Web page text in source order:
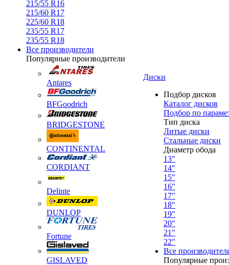
215/55 R16
215/60 R17
225/60 R18
235/55 R17
235/55 R18
Все производители
Популярные производители
Antares
BFGoodrich
BRIDGESTONE
CONTINENTAL
CORDIANT
Delinte
DUNLOP
Fortune
GISLAVED
Диски
Подбор дисков
Каталог дисков
Подбор по
Тип диска
Литые диски
Стальные диски
Диаметр обода
13"
14"
15"
16"
17"
18"
19"
20"
21"
22"
Все
Популярные